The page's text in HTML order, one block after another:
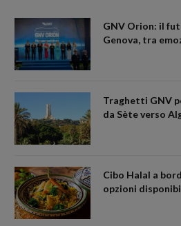
GNV Orion: il
Genova, tra
Traghetti GNV
da Sète verso
Cibo Halal a
opzioni